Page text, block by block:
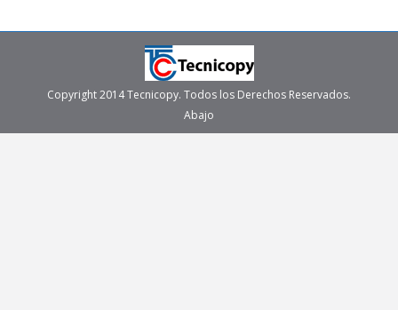
Copyright 2014 Tecnicopy. Todos los Derechos Reservados.
Abajo